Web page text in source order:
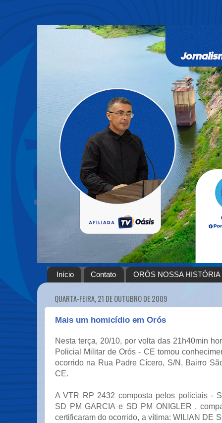
Início Contato ORÓS NOSSA HISTÓRIA
QUARTA-FEIRA, 21 DE OUTUBRO DE 2009
Mais um homicídio em Orós
Nesta terça, 20/10, por volta das 21h40min
Policial Militar de Orós - CE tomou
ocorrido na Rua Padre Cícero, S/N, Bairro
CE.
A VTR RP 2432 composta pelos policiais -
SD PM GARCIA e SD PM ONIGLER ,
certificaram do ocorrido, a vítima: WILIAN DE